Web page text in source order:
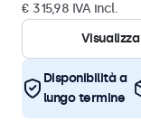
€ 315,98 IVA incl.
Visualizza
Disponibilità a
lungo termine